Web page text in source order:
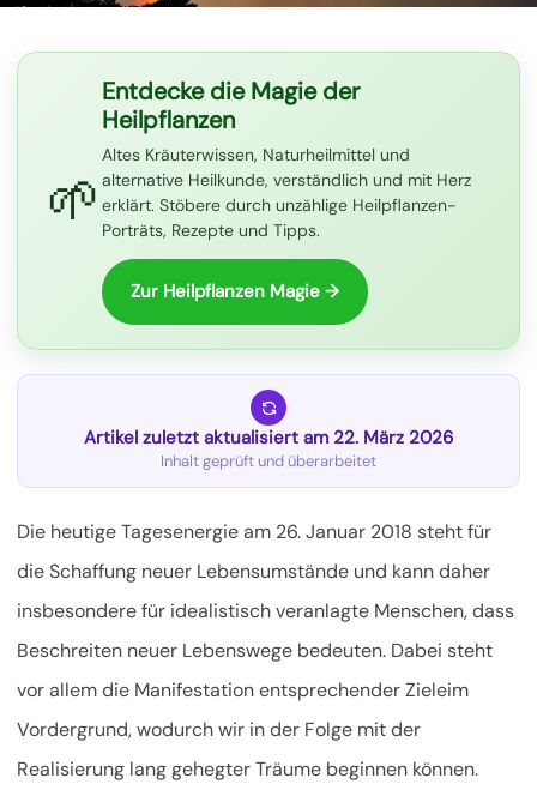
🌱
Entdecke die Magie der
Heilpflanzen
Altes Kräuterwissen, Naturheilmittel und
alternative Heilkunde, verständlich und mit Herz
erklärt. Stöbere durch unzählige Heilpflanzen-
Porträts, Rezepte und Tipps.
Zur Heilpflanzen Magie →
Artikel zuletzt aktualisiert am 22. März 2026
Inhalt geprüft und überarbeitet
Die heutige Tagesenergie am 26. Januar 2018 steht für
die Schaffung neuer Lebensumstände und kann daher
insbesondere für idealistisch veranlagte Menschen, dass
Beschreiten neuer Lebenswege bedeuten. Dabei steht
vor allem die Manifestation entsprechender Zieleim
Vordergrund, wodurch wir in der Folge mit der
Realisierung lang gehegter Träume beginnen können.